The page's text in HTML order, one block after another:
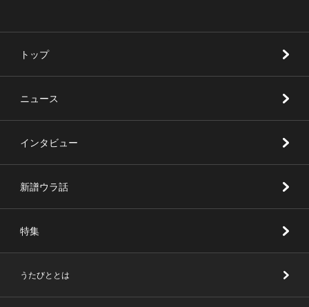
トップ
ニュース
インタビュー
新譜ウラ話
特集
うたびととは